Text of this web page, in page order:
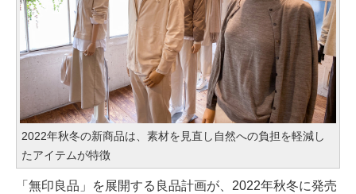
2022年秋冬の新商品は、素材を見直し自然への負担を軽減し
たアイテムが特徴
「無印良品」を展開する良品計画が、2022年秋冬に発売